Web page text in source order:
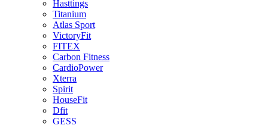
Hasttings
Titanium
Atlas Sport
VictoryFit
FITEX
Carbon Fitness
CardioPower
Xterra
Spirit
HouseFit
Dfit
GESS